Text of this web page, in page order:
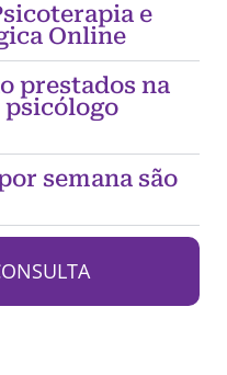
e
Online
prestados na
semana são